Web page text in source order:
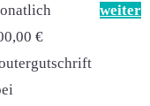
€
weiter